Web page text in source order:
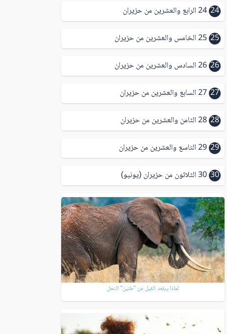
24 24 الرابع والعشرين من حزيران
25 25 الخامس والعشرين من حزيران
26 26 السادس والعشرين من حزيران
27 27 السابع والعشرين من حزيران
28 28 الثامن والعشرين من حزيران
29 29 التاسع والعشرين من حزيران
30 30 الثلاثون من حزيران (يونيو)
لماذا يرتعد الفيل من "طنين" النحل